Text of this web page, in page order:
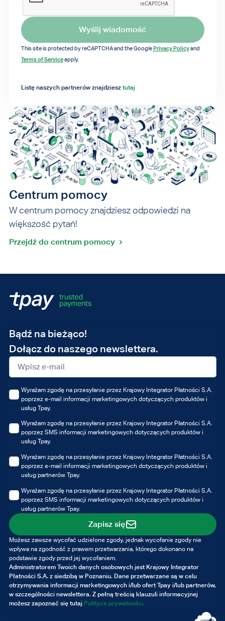
Centrum pomocy
W centrum pomocy znajdziesz odpowiedzi na
większość pytań!
Przejdź do centrum pomocy
Wyślij wiadomość
This site is protected by reCAPTCHA and the GooglePrivacy Policyand
Terms of Serviceapply.
Listę naszych partnerów znajdziesz tutaj
Bądź na bieżąco!
Dołącz do naszego newslettera.
Adres
e-
mail
Wyrażam zgodę na przesyłanie przez Krajowy Integrator Płatności S.A.
poprzez e-mail informacji marketingowych dotyczących produktów i
usług Tpay.
Wyrażam zgodę na przesyłanie przez Krajowy Integrator Płatności S.A.
poprzez SMS informacji marketingowych dotyczących produktów i
usług Tpay.
Wyrażam zgodę na przesyłanie przez Krajowy Integrator Płatności S.A.
poprzez e-mail informacji marketingowych dotyczących produktów i
usług partnerów Tpay.
Wyrażam zgodę na przesyłanie przez Krajowy Integrator Płatności S.A.
poprzez SMS informacji marketingowych dotyczących produktów i
usług partnerów Tpay.
Zapisz się
Możesz zawsze wycofać udzielone zgody, jednak wycofanie zgody nie
wpływa na zgodność z prawem przetwarzania, którego dokonano na
podstawie zgody przed jej wycofaniem.
Administratorem Twoich danych osobowych jest Krajowy Integrator
Płatności S.A. z siedzibą w Poznaniu. Dane przetwarzane są w celu
otrzymywania informacji marketingowych i/lub ofert Tpay i/lub partnerów,
w szczególności newslettera. Z pełną treścią klauzuli informacyjnej
możesz zapoznać się tutaj Polityce prywatności.